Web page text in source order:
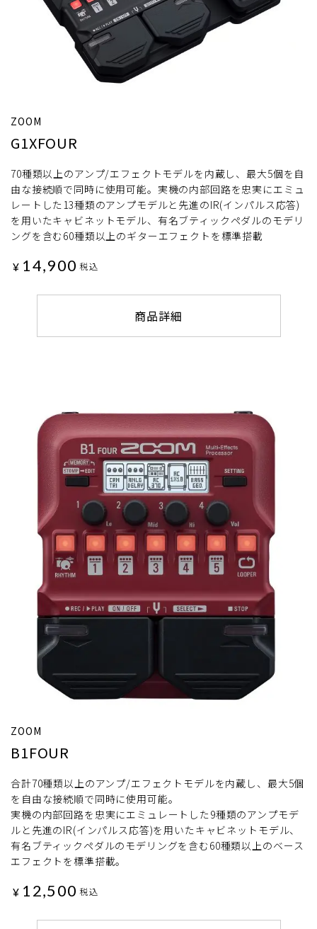
ZOOM
G1XFOUR
70種類以上のアンプ/エフェクトモデルを内蔵し、最大5個を自
由な接続順で同時に使用可能。実機の内部回路を忠実にエミュ
レートした13種類のアンプモデルと先進のIR(インパルス応答)
を用いたキャビネットモデル、有名ブティックペダルのモデリ
ングを含む60種類以上のギターエフェクトを標準搭載
¥ 14,900 税込
商品詳細
ZOOM
B1FOUR
合計70種類以上のアンプ/エフェクトモデルを内蔵し、最大5個
を自由な接続順で同時に使用可能。
実機の内部回路を忠実にエミュレートした9種類のアンプモデ
ルと先進のIR(インパルス応答)を用いたキャビネットモデル、
有名ブティックペダルのモデリングを含む60種類以上のベース
エフェクトを標準搭載。
¥ 12,500 税込